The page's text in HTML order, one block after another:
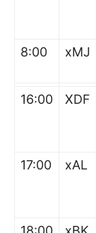
8:00 xMJ
16:00 XDF
17:00 xAL